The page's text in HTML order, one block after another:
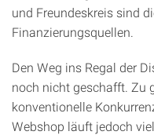
und Freundeskreis sind
Finanzierungsquellen.
Den Weg ins Regal der
noch nicht geschafft. Zu
konventionelle
Webshop läuft jedoch